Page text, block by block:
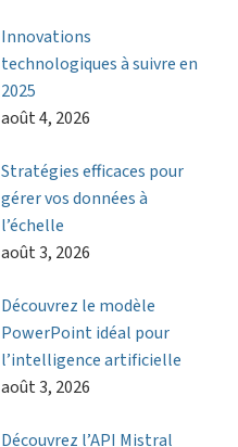
Innovations
technologiques à suivre en
2025
août 4, 2026
Stratégies efficaces pour
gérer vos données à
l’échelle
août 3, 2026
Découvrez le modèle
PowerPoint idéal pour
l’intelligence artificielle
août 3, 2026
Découvrez l’API Mistral